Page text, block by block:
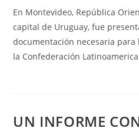
En Montevideo, República
capital de Uruguay, fue
documentación necesaria
la Confederación
UN INFORME